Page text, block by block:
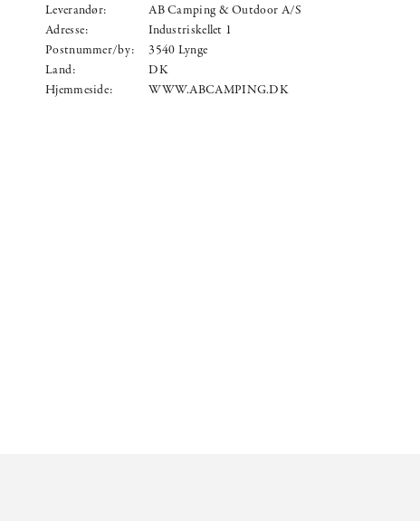
Leverandør:
AB Camping & Outdoor A/S
Adresse:
Industriskellet 1
Postnummer/by:
3540 Lynge
Land:
DK
Hjemmeside:
WWW.ABCAMPING.DK